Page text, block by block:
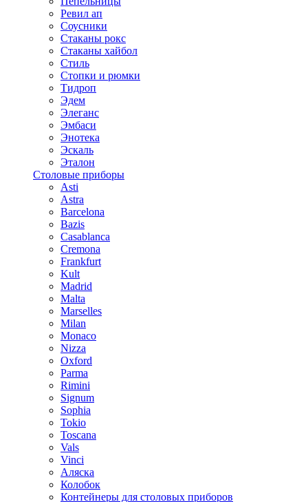
Ревил ап
Соусники
Стаканы рокс
Стаканы хайбол
Стиль
Стопки и рюмки
Тидроп
Эдем
Элеганс
Эмбаси
Энотека
Эскаль
Эталон
Столовые приборы
Asti
Astra
Barcelona
Bazis
Casablanca
Cremona
Frankfurt
Kult
Madrid
Malta
Marselles
Milan
Monaco
Nizza
Oxford
Parma
Rimini
Signum
Sophia
Tokio
Toscana
Vals
Vinci
Аляска
Колобок
Контейнеры для столовых приборов